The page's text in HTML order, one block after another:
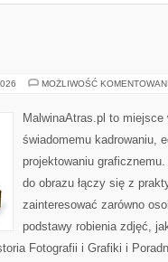
MOŻLIWOŚĆ
MalwinaAtras.pl to
świadomemu kadrowaniu,
projektowaniu
do obrazu łączy się z
zainteresować zarówno
podstawy robienia zdjęć,
Fotografii i Grafiki i